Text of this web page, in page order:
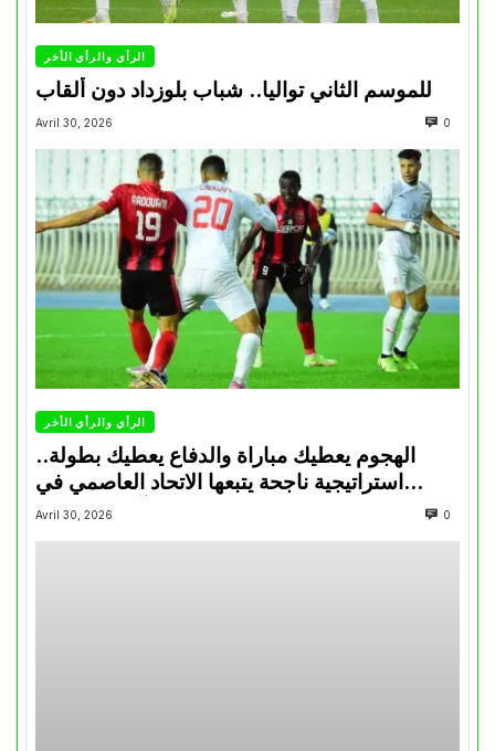
الرأي والرأي الأخر
للموسم الثاني تواليا.. شباب بلوزداد دون ألقاب
Avril 30, 2026 0
الرأي والرأي الأخر
الهجوم يعطيك مباراة والدفاع يعطيك بطولة..
استراتيجية ناجحة يتبعها الاتحاد العاصمي في
تتويجاته آخر السنوات
Avril 30, 2026 0